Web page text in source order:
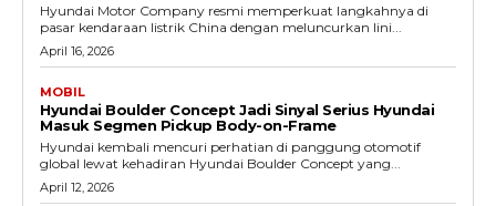
Hyundai Motor Company resmi memperkuat langkahnya di
pasar kendaraan listrik China dengan meluncurkan lini...
April 16, 2026
MOBIL
Hyundai Boulder Concept Jadi Sinyal Serius Hyundai
Masuk Segmen Pickup Body-on-Frame
Hyundai kembali mencuri perhatian di panggung otomotif
global lewat kehadiran Hyundai Boulder Concept yang...
April 12, 2026